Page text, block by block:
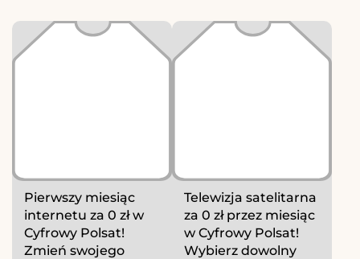
Pierwszy miesiąc
internetu za 0 zł w
Cyfrowy Polsat!
Zmień swojego
Telewizja satelitarna
za 0 zł przez miesiąc
w Cyfrowy Polsat!
Wybierz dowolny